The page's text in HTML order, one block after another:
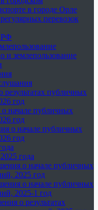
в городе Орле
перевозок
РФ
и землепользование
результатах публичных
год
начале публичных
год
о начале публичных
год
года
о начале публичных
2025 год
о начале публичных
2025-1 год
о результатах